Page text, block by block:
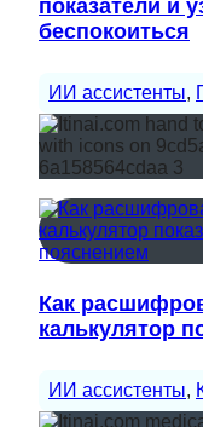
показатели и
беспокоиться
ИИ ассистенты,
Как
калькулятор
ИИ ассистенты,